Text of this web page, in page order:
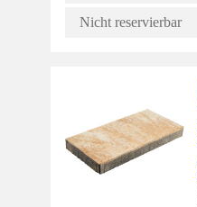
Nicht reservierbar